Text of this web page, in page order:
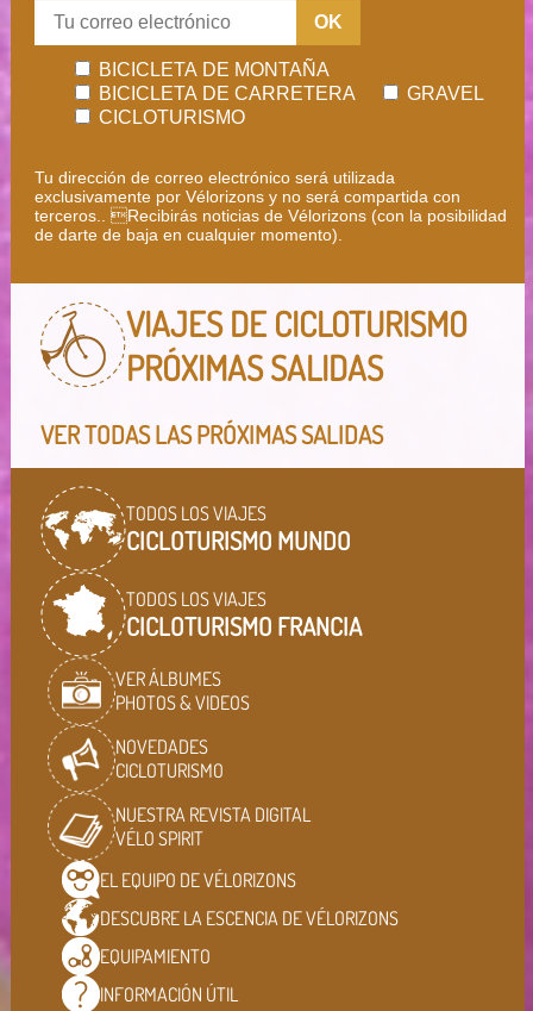
OK
BICICLETA DE MONTAÑA
BICICLETA DE CARRETERA
GRAVEL
CICLOTURISMO
Tu dirección de correo electrónico será utilizada
exclusivamente por Vélorizons y no será compartida con
terceros.. Recibirás noticias de Vélorizons (con la posibilidad
de darte de baja en cualquier momento).
VIAJES DE CICLOTURISMO
PRÓXIMAS SALIDAS
VER TODAS LAS PRÓXIMAS SALIDAS
TODOS LOS VIAJES
CICLOTURISMO MUNDO
TODOS LOS VIAJES
CICLOTURISMO FRANCIA
VER ÁLBUMES
PHOTOS & VIDEOS
NOVEDADES
CICLOTURISMO
NUESTRA REVISTA DIGITAL
VÉLO SPIRIT
EL EQUIPO DEVÉLORIZONS
DESCUBRE LA ESCENCIA DEVÉLORIZONS
EQUIPAMIENTO
INFORMACIÓN ÚTIL